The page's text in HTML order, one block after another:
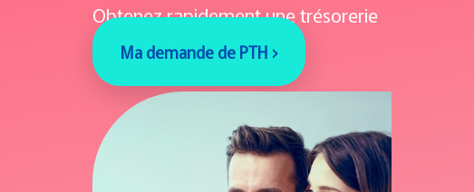
Obtenez rapidement une trésorerie
Ma demande de PTH ›